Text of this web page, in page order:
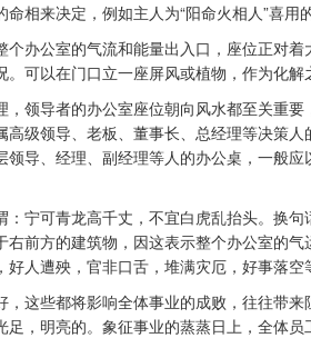
相来决定，例如主人为“阳命火相人”喜用
公室的气流和能量出入口，座位正对着
可以在门口立一座屏风或植物，作为化解
导者的办公室座位朝向风水都至关重要
级领导、老板、董事长、总经理等决策
导、经理、副经理等人的办公桌，一般
可青龙高千丈，不宜白虎乱抬头。换句
前方的建筑物，因这表示整个办公室的
人遭殃，官非口舌，堆满灾厄，好事落空
些都将影响全体事业的成败，往往带来
足，明亮的。象征事业的蒸蒸日上，全体员